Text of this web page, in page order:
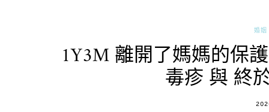
婚姻
1Y3M 離開了媽媽的保
毒疹 與 終